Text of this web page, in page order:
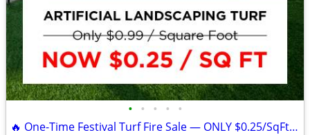
• • • • •
🔥 One-Time Festival Turf Fire Sale — ONLY $0.25/SqFt 🔥